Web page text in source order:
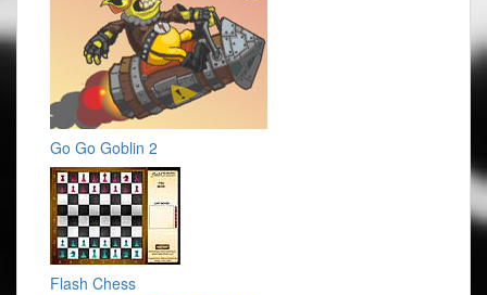
Go Go Goblin 2
Flash Chess